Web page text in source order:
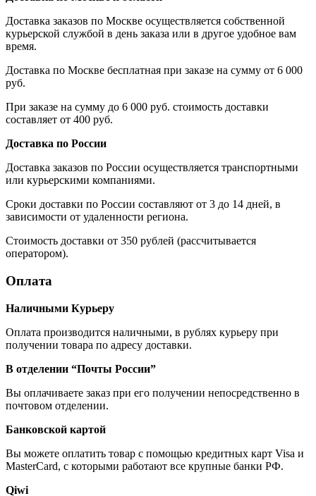
Доставка заказов по Москве осуществляется собственной
курьерской службой в день заказа или в другое удобное вам
время.
Доставка по Москве бесплатная при заказе на сумму от 6 000
руб.
При заказе на сумму до 6 000 руб. стоимость доставки
составляет от 400 руб.
Доставка по России
Доставка заказов по России осуществляется транспортными
или курьерскими компаниями.
Сроки доставки по России составляют от 3 до 14 дней, в
зависимости от удаленности региона.
Стоимость доставки от 350 рублей (рассчитывается
оператором).
Оплата
Наличными Курьеру
Оплата производится наличными, в рублях курьеру при
получении товара по адресу доставки.
В отделении “Почты России”
Вы оплачиваете заказ при его получении непосредственно в
почтовом отделении.
Банковской картой
Вы можете оплатить товар с помощью кредитных карт Visa и
MasterCard, с которыми работают все крупные банки РФ.
Qiwi